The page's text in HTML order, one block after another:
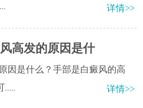
详情>>
高发的原因是什
因是什么？手部是白癜风的高
详情>>